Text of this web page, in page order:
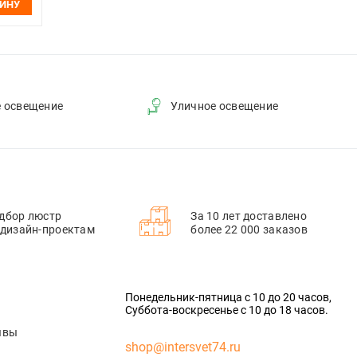
освещение Уличное освещение
люстр
проектам
За 10 лет доставлено
более 22 000 заказов
Понедельник-пятница с 10 до 20 часов,
Суббота-воскресенье с 10 до 18 часов.
shop@intersvet74.ru